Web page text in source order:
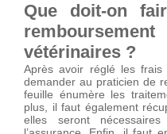
Que doit-on
vétérinaires ?
Après avoir réglé les frais
demander au praticien de
feuille énumère les
plus, il faut également
elles seront